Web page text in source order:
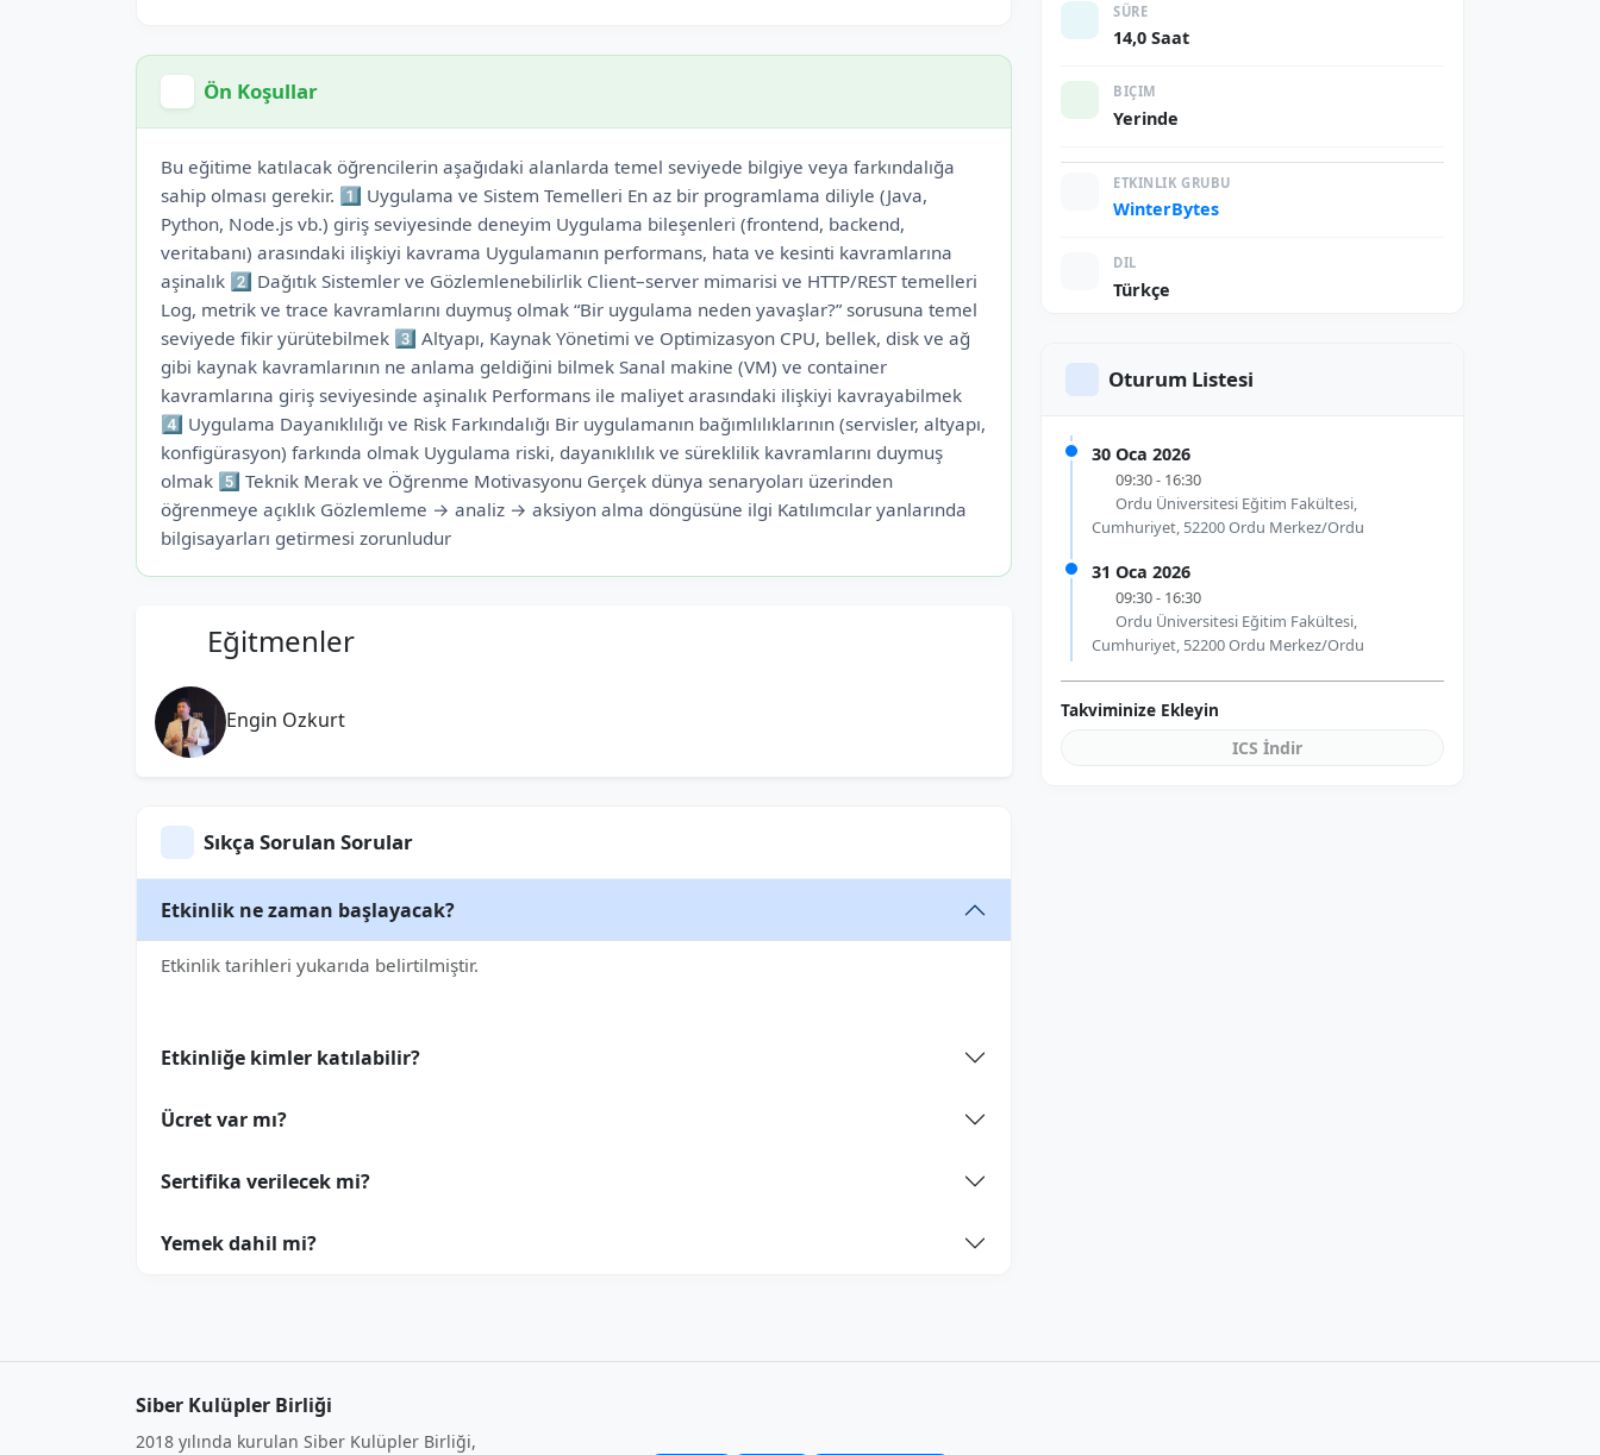
Ön Koşullar
Bu eğitime katılacak öğrencilerin aşağıdaki alanlarda temel seviyede bilgiye veya farkındalığa
sahip olması gerekir. 1️⃣ Uygulama ve Sistem Temelleri En az bir programlama diliyle (Java,
Python, Node.js vb.) giriş seviyesinde deneyim Uygulama bileşenleri (frontend, backend,
veritabanı) arasındaki ilişkiyi kavrama Uygulamanın performans, hata ve kesinti kavramlarına
aşinalık 2️⃣ Dağıtık Sistemler ve Gözlemlenebilirlik Client–server mimarisi ve HTTP/REST temelleri
Log, metrik ve trace kavramlarını duymuş olmak “Bir uygulama neden yavaşlar?” sorusuna temel
seviyede fikir yürütebilmek 3️⃣ Altyapı, Kaynak Yönetimi ve Optimizasyon CPU, bellek, disk ve ağ
gibi kaynak kavramlarının ne anlama geldiğini bilmek Sanal makine (VM) ve container
kavramlarına giriş seviyesinde aşinalık Performans ile maliyet arasındaki ilişkiyi kavrayabilmek
4️⃣ Uygulama Dayanıklılığı ve Risk Farkındalığı Bir uygulamanın bağımlılıklarının (servisler, altyapı,
konfigürasyon) farkında olmak Uygulama riski, dayanıklılık ve süreklilik kavramlarını duymuş
olmak 5️⃣ Teknik Merak ve Öğrenme Motivasyonu Gerçek dünya senaryoları üzerinden
öğrenmeye açıklık Gözlemleme → analiz → aksiyon alma döngüsüne ilgi Katılımcılar yanlarında
bilgisayarları getirmesi zorunludur
Eğitmenler
Engin Ozkurt
Sıkça Sorulan Sorular
Etkinlik ne zaman başlayacak?
Etkinlik tarihleri yukarıda belirtilmiştir.
Etkinliğe kimler katılabilir?
Ücret var mı?
Sertifika verilecek mi?
Yemek dahil mi?
SÜRE
14,0 Saat
BIÇIM
Yerinde
ETKINLIK GRUBU
WinterBytes
DIL
Türkçe
Oturum Listesi
30 Oca 2026
09:30 - 16:30
Ordu Üniversitesi Eğitim Fakültesi,
Cumhuriyet, 52200 Ordu Merkez/Ordu
31 Oca 2026
09:30 - 16:30
Ordu Üniversitesi Eğitim Fakültesi,
Cumhuriyet, 52200 Ordu Merkez/Ordu
Takviminize Ekleyin
ICS İndir
Siber Kulüpler Birliği
2018 yılında kurulan Siber Kulüpler Birliği,